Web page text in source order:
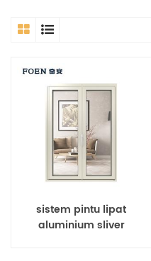
sistem pintu lipat
aluminium sliver